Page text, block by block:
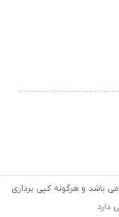
می باشد و هرگونه کپی برداری
دارد